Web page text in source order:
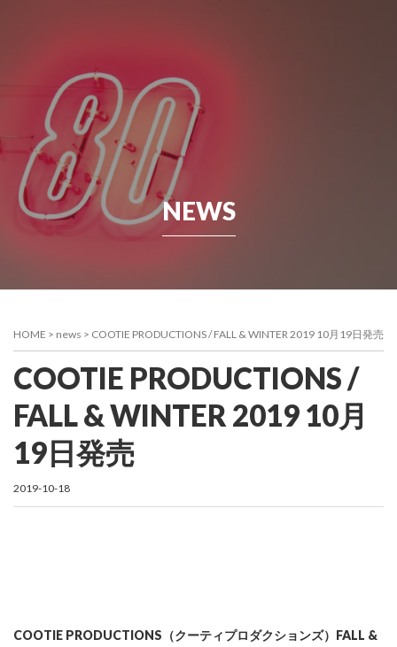
NEWS
HOME > news > COOTIE PRODUCTIONS / FALL & WINTER 2019 10月19日発売
COOTIE PRODUCTIONS /
FALL & WINTER 2019 10月
19日発売
2019-10-18
COOTIE PRODUCTIONS（クーティプロダクションズ）FALL &